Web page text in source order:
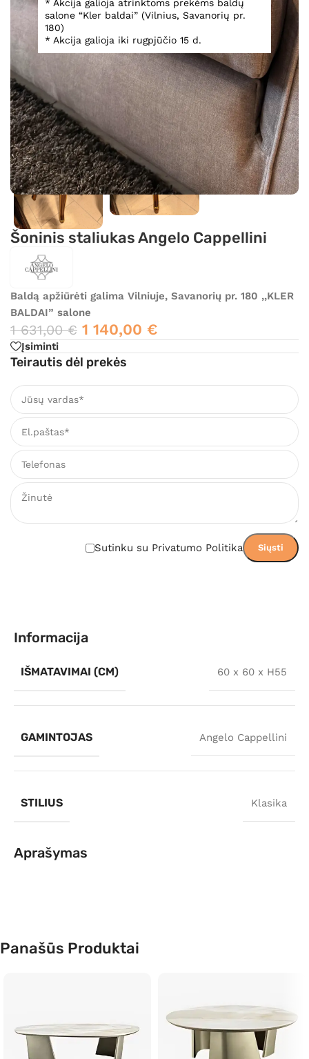
* Akcija galioja atrinktoms prekėms baldų
salone “Kler baldai” (Vilnius, Savanorių pr.
180)
* Akcija galioja iki rugpjūčio 15 d.
Spustelėkite, norėdami padidinti
Šoninis staliukas Angelo Cappellini
Baldą apžiūrėti galima Vilniuje, Savanorių pr. 180 ,,KLER
BALDAI” salone
1 631,00€ 1 140,00 €
Įsiminti
Teirautis dėl prekės
Sutinku su Privatumo Politika
Informacija
IŠMATAVIMAI (CM) 60 x 60 x H55
GAMINTOJAS Angelo Cappellini
STILIUS Klasika
Aprašymas
Panašūs Produktai